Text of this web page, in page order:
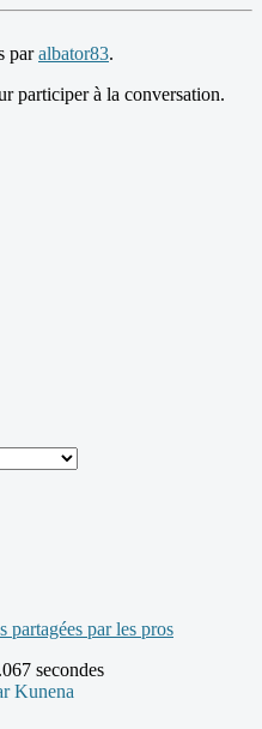
paralbator83.
participer à la conversation.
partagées par les pros
secondes
Kunena